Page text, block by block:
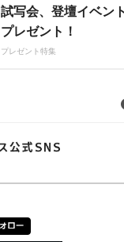
試写会、登壇イベン
プレゼント！
プレゼント特集